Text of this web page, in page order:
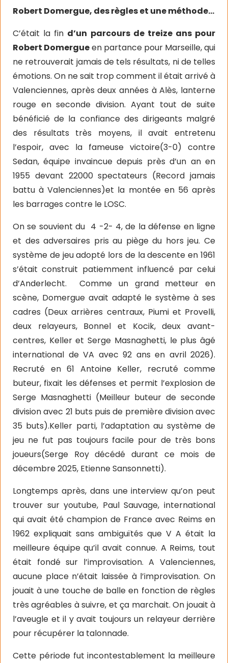
Robert Domergue, des règles et une méthode…
C’était la fin d’un parcours de treize ans pour
Robert Domergueen partance pour Marseille, qui
ne retrouverait jamais de tels résultats, ni de telles
émotions. On ne sait trop comment il était arrivé à
Valenciennes, après deux années à Alès, lanterne
rouge en seconde division. Ayant tout de suite
bénéficié de la confiance des dirigeants malgré
des résultats très moyens, il avait entretenu
l’espoir, avec la fameuse victoire(3-0) contre
Sedan, équipe invaincue depuis près d’un an en
1955 devant 22000 spectateurs (Record jamais
battu à Valenciennes)et la montée en 56 après
les barrages contre le LOSC.
On se souvient du 4 -2- 4, de la défense en ligne
et des adversaires pris au piège du hors jeu. Ce
système de jeu adopté lors de la descente en 1961
s’était construit patiemment influencé par celui
d’Anderlecht.
Comme un grand metteur en
scène, Domergue avait adapté le système à ses
cadres (Deux arrières centraux, Piumi et Provelli,
deux relayeurs, Bonnel et Kocik, deux avant-
centres, Keller et Serge Masnaghetti, le plus âgé
international de VA avec 92 ans en avril 2026).
Recruté en 61 Antoine Keller, recruté comme
buteur, fixait les défenses et permit l’explosion de
Serge Masnaghetti (Meilleur buteur de seconde
division avec 21 buts puis de première division avec
35 buts).Keller parti, l’adaptation au système de
jeu ne fut pas toujours facile pour de très bons
joueurs(Serge Roy décédé durant ce mois de
décembre 2025, Etienne Sansonnetti).
Longtemps après, dans une interview qu’on peut
trouver sur youtube, Paul Sauvage, international
qui avait été champion de France avec Reims en
1962 expliquait sans ambiguïtés que V A était la
meilleure équipe qu’il avait connue. A Reims, tout
était fondé sur l’improvisation. A Valenciennes,
aucune place n’était laissée à l’improvisation. On
jouait à une touche de balle en fonction de règles
très agréables à suivre, et ça marchait. On jouait à
l’aveugle et il y avait toujours un relayeur derrière
pour récupérer la talonnade.
Cette période fut incontestablement la meilleure